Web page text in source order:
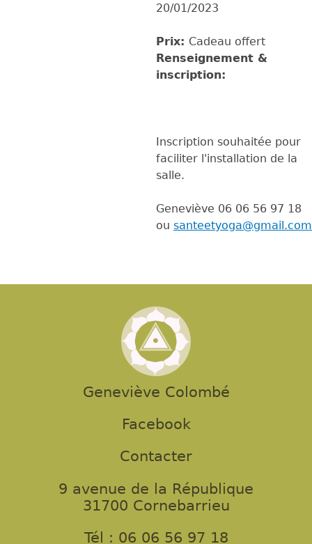
20/01/2023
Prix: Cadeau offert
Renseignement &
inscription:
Inscription souhaitée pour
faciliter l'installation de la
salle.
Geneviève 06 06 56 97 18
ou santeetyoga@gmail.com
Geneviève Colombé
Facebook
Contacter
9 avenue de la République
31700 Cornebarrieu
Tél : 06 06 56 97 18